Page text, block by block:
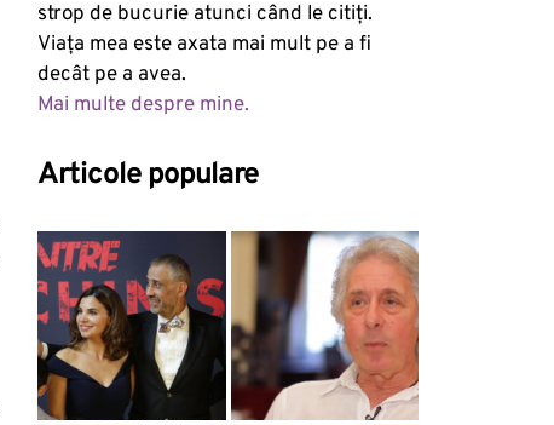
strop de bucurie atunci când le citiți.
Viața mea este axata mai mult pe a fi
decât pe a avea.
Mai multe despre mine.
Articole populare